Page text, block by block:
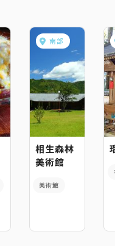
南部
相生森林
美術館
美術館